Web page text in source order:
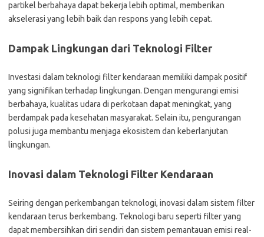
partikel berbahaya dapat bekerja lebih optimal, memberikan
akselerasi yang lebih baik dan respons yang lebih cepat.
Dampak Lingkungan dari Teknologi Filter
Investasi dalam teknologi filter kendaraan memiliki dampak positif
yang signifikan terhadap lingkungan. Dengan mengurangi emisi
berbahaya, kualitas udara di perkotaan dapat meningkat, yang
berdampak pada kesehatan masyarakat. Selain itu, pengurangan
polusi juga membantu menjaga ekosistem dan keberlanjutan
lingkungan.
Inovasi dalam Teknologi Filter Kendaraan
Seiring dengan perkembangan teknologi, inovasi dalam sistem filter
kendaraan terus berkembang. Teknologi baru seperti filter yang
dapat membersihkan diri sendiri dan sistem pemantauan emisi real-